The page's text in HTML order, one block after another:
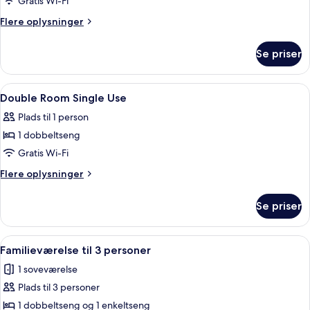
Room
Flere oplysninger
Flere
Room
Se priser
Indlæs
alle
billeder
af
Double
Room
Et hotelværelse med en seng,
9
Double Room Single Use
Plads til 1 person
1 dobbeltseng
Gratis Wi-Fi
Flere oplysninger
Flere
Room
Single
Use
Se priser
Indlæs
alle
billeder
af
Familieværelse
Et hotelværelse med to senge, et
4
Familieværelse til 3 personer
1 soveværelse
Plads til 3 personer
1 dobbeltseng og 1 enkeltseng